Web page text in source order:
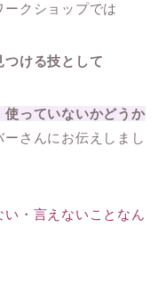
クショップでは
つける技として
使っていないかどうか
ーさんにお伝えしまし
い・言えないことなん